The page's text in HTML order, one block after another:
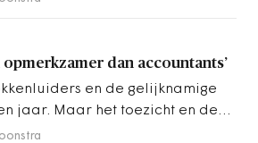
dan accountants’
en de gelijknamige
jaar. Maar het toezicht en de
ontbreken nog.